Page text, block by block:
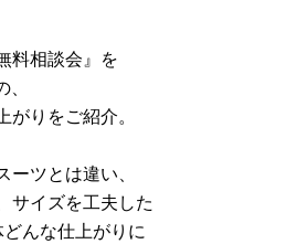
料相談会』を
がりをご紹介。
ツとは違い、
サイズを工夫した
んな仕上がりに